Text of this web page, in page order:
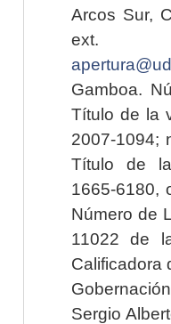
Arcos Sur,
ext.
Gamboa.
Título de la
2007-1094;
Título de la
1665-6180,
Número de
11022 de
Calificadora
Sergio